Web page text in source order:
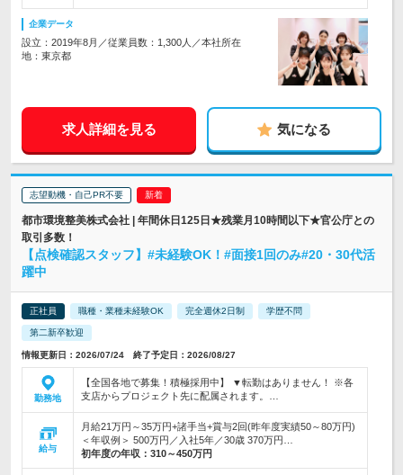
企業データ
設立：2019年8月／従業員数：1,300人／本社所在
地：東京都
求人詳細を見る 気になる
志望動機・自己PR不要
都市環境整美株式会社 | 年間休日125日★残業月10時間以下★官公庁との
取引多数！
【点検確認スタッフ】#未経験OK！#面接1回のみ#20・30代活
躍中
正社員 職種・業種未経験OK 完全週休2日制 学歴不問
第二新卒歓迎
情報更新日：2026/07/24 終了予定日：2026/08/27
勤務地
【全国各地で募集！積極採用中】 ▼転勤はありません！ ※各
支店からプロジェクト先に配属されます。…
給与
月給21万円～35万円+諸手当+賞与2回(昨年度実績50～80万円)
＜年収例＞ 500万円／入社5年／30歳 370万円…
初年度の年収： 310～450万円